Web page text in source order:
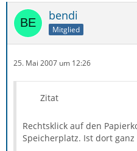
bendi
Mitglied
25. Mai 2007 um 12:26
Zitat
Rechtsklick auf den
Speicherplatz. Ist dort